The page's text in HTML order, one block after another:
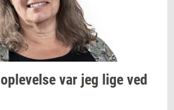
op­le­vel­se var jeg lige ved